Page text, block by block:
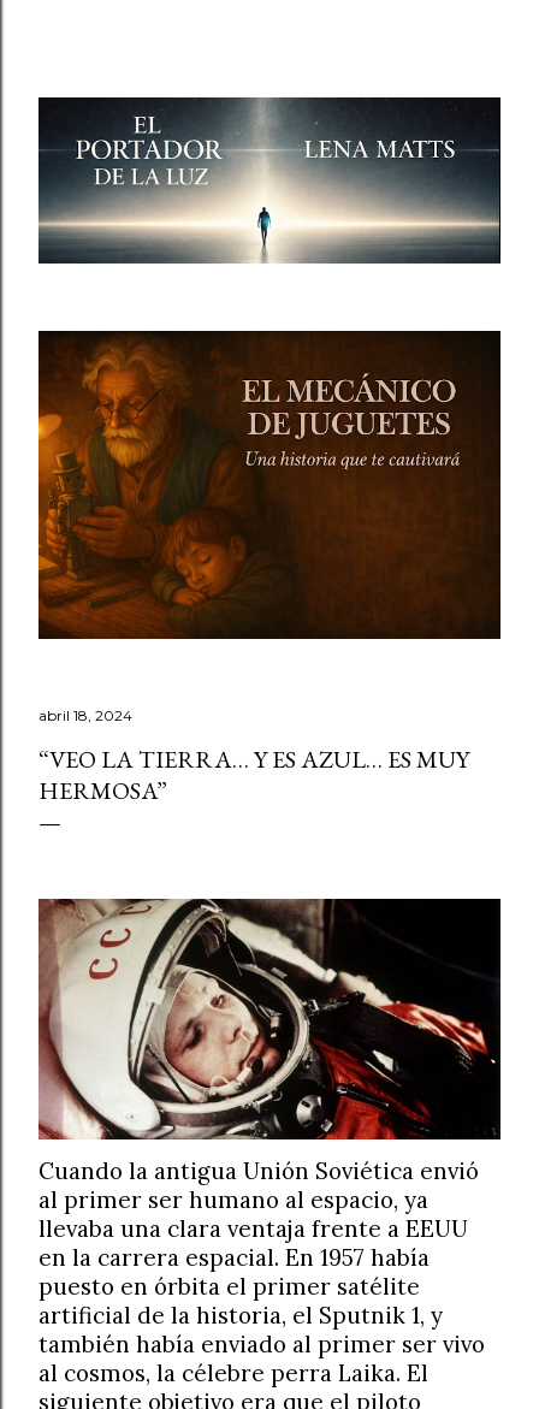
abril 18, 2024
“VEO LA TIERRA… Y ES AZUL… ES MUY
HERMOSA”
Cuando la antigua Unión Soviética envió
al primer ser humano al espacio, ya
llevaba una clara ventaja frente a EEUU
en la carrera espacial. En 1957 había
puesto en órbita el primer satélite
artificial de la historia, el Sputnik 1, y
también había enviado al primer ser vivo
al cosmos, la célebre perra Laika. El
siguiente objetivo era que el piloto